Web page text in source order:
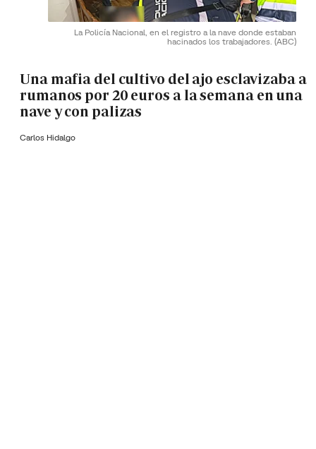
La Policía Nacional, en el registro a la nave donde estaban
hacinados los trabajadores. (ABC)
Una mafia del cultivo del ajo esclavizaba a
rumanos por 20 euros a la semana en una
nave y con palizas
Carlos Hidalgo